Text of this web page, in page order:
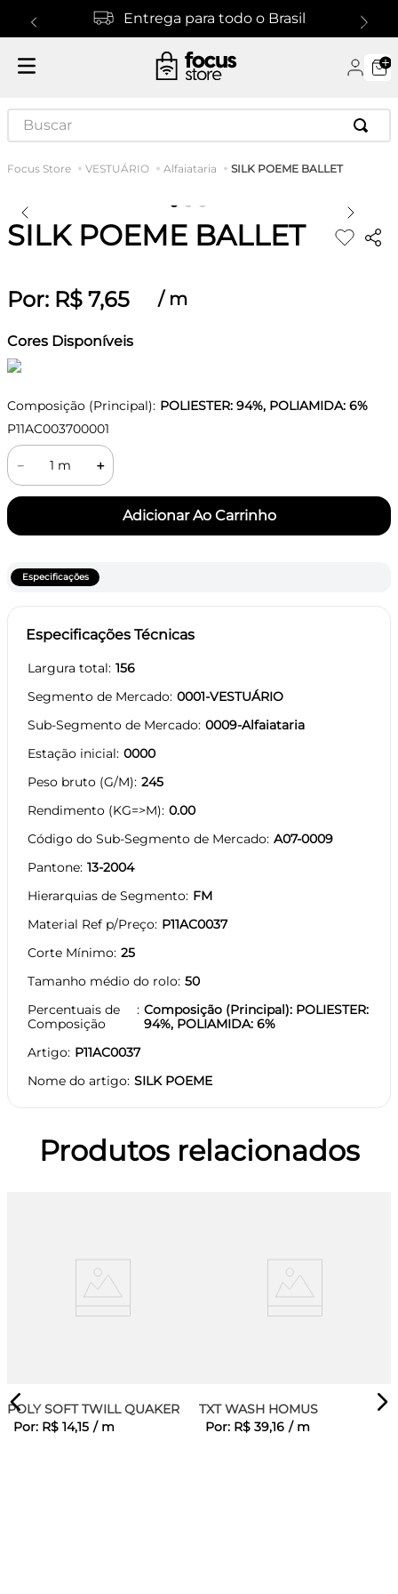
Entrega para todo o Brasil
Buscar
VESTUÁRIO Alfaiataria SILK POEME BALLET
SILK POEME BALLET
Por: R$ 7,65 / m
Cores Disponíveis
Composição (Principal): POLIESTER: 94%, POLIAMIDA: 6%
P11AC003700001
＋
－
Especificações
Especificações Técnicas
Largura total 156
Segmento de Mercado 0001-VESTUÁRIO
Sub-Segmento de Mercado 0009-Alfaiataria
Estação inicial 0000
Peso bruto (G/M) 245
Rendimento (KG=>M) 0.00
Código do Sub-Segmento de Mercado A07-0009
Pantone 13-2004
Hierarquias de Segmento FM
Material Ref p/Preço P11AC0037
Corte Mínimo 25
Tamanho médio do rolo 50
Percentuais de
Composição
Composição (Principal): POLIESTER:
94%, POLIAMIDA: 6%
Artigo P11AC0037
Nome do artigo SILK POEME
Produtos relacionados
POLY SOFT TWILL QUAKER
Por: R$ 14,15 / m
TXT WASH HOMUS
Por: R$ 39,16 / m